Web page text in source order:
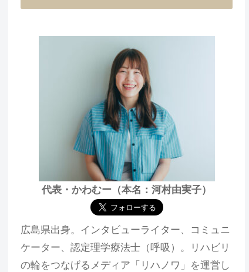
代表・かわむー（本名：河村由実子）
広島県出身。インタビューライター、コミュニ
ケーター、認定理学療法士（呼吸）。リハビリ
の輪をつなげるメディア「リハノワ」を運営し